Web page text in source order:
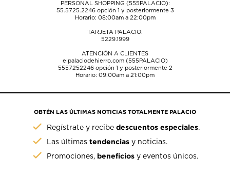
PERSONAL SHOPPING (555PALACIO):
55.5725.2246opción 1 y posteriormente 3
Horario: 08:00am a 22:00pm
TARJETA PALACIO:
5229.1999
ATENCIÓN A CLIENTES
elpalaciodehierro.com (555PALACIO)
5557252246opción 1 y posteriormente 2
Horario: 09:00am a 21:00pm
OBTÉN LAS ÚLTIMAS NOTICIAS TOTALMENTE PALACIO
Regístrate y recibedescuentos especiales.
Las últimastendencias y noticias.
Promociones, beneficios y eventos únicos.